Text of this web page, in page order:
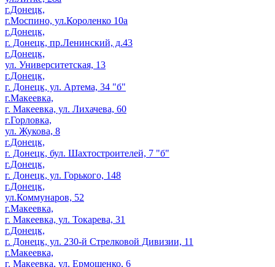
г.Донецк,
г.Моспино, ул.Короленко 10а
г.Донецк,
г. Донецк, пр.Ленинский, д.43
г.Донецк,
ул. Университетская, 13
г.Донецк,
г. Донецк, ул. Артема, 34 "б"
г.Макеевка,
г. Макеевка, ул. Лихачева, 60
г.Горловка,
ул. Жукова, 8
г.Донецк,
г. Донецк, бул. Шахтостроителей, 7 "б"
г.Донецк,
г. Донецк, ул. Горького, 148
г.Донецк,
ул.Коммунаров, 52
г.Макеевка,
г. Макеевка, ул. Токарева, 31
г.Донецк,
г. Донецк, ул. 230-й Стрелковой Дивизии, 11
г.Макеевка,
г. Макеевка, ул. Ермощенко, 6